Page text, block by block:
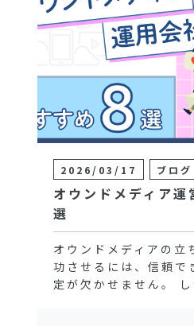
2026/03/17 ブログ
オウンドメディア
選
オウンドメディアの立
功させるには、信頼で
定が欠かせません。